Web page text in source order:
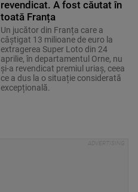
revendicat. A fost căutat în
toată Franța
Un jucător din Franța care a
câștigat 13 milioane de euro la
extragerea Super Loto din 24
aprilie, în departamentul Orne, nu
și-a revendicat premiul uriaș, ceea
ce a dus la o situație considerată
excepțională.